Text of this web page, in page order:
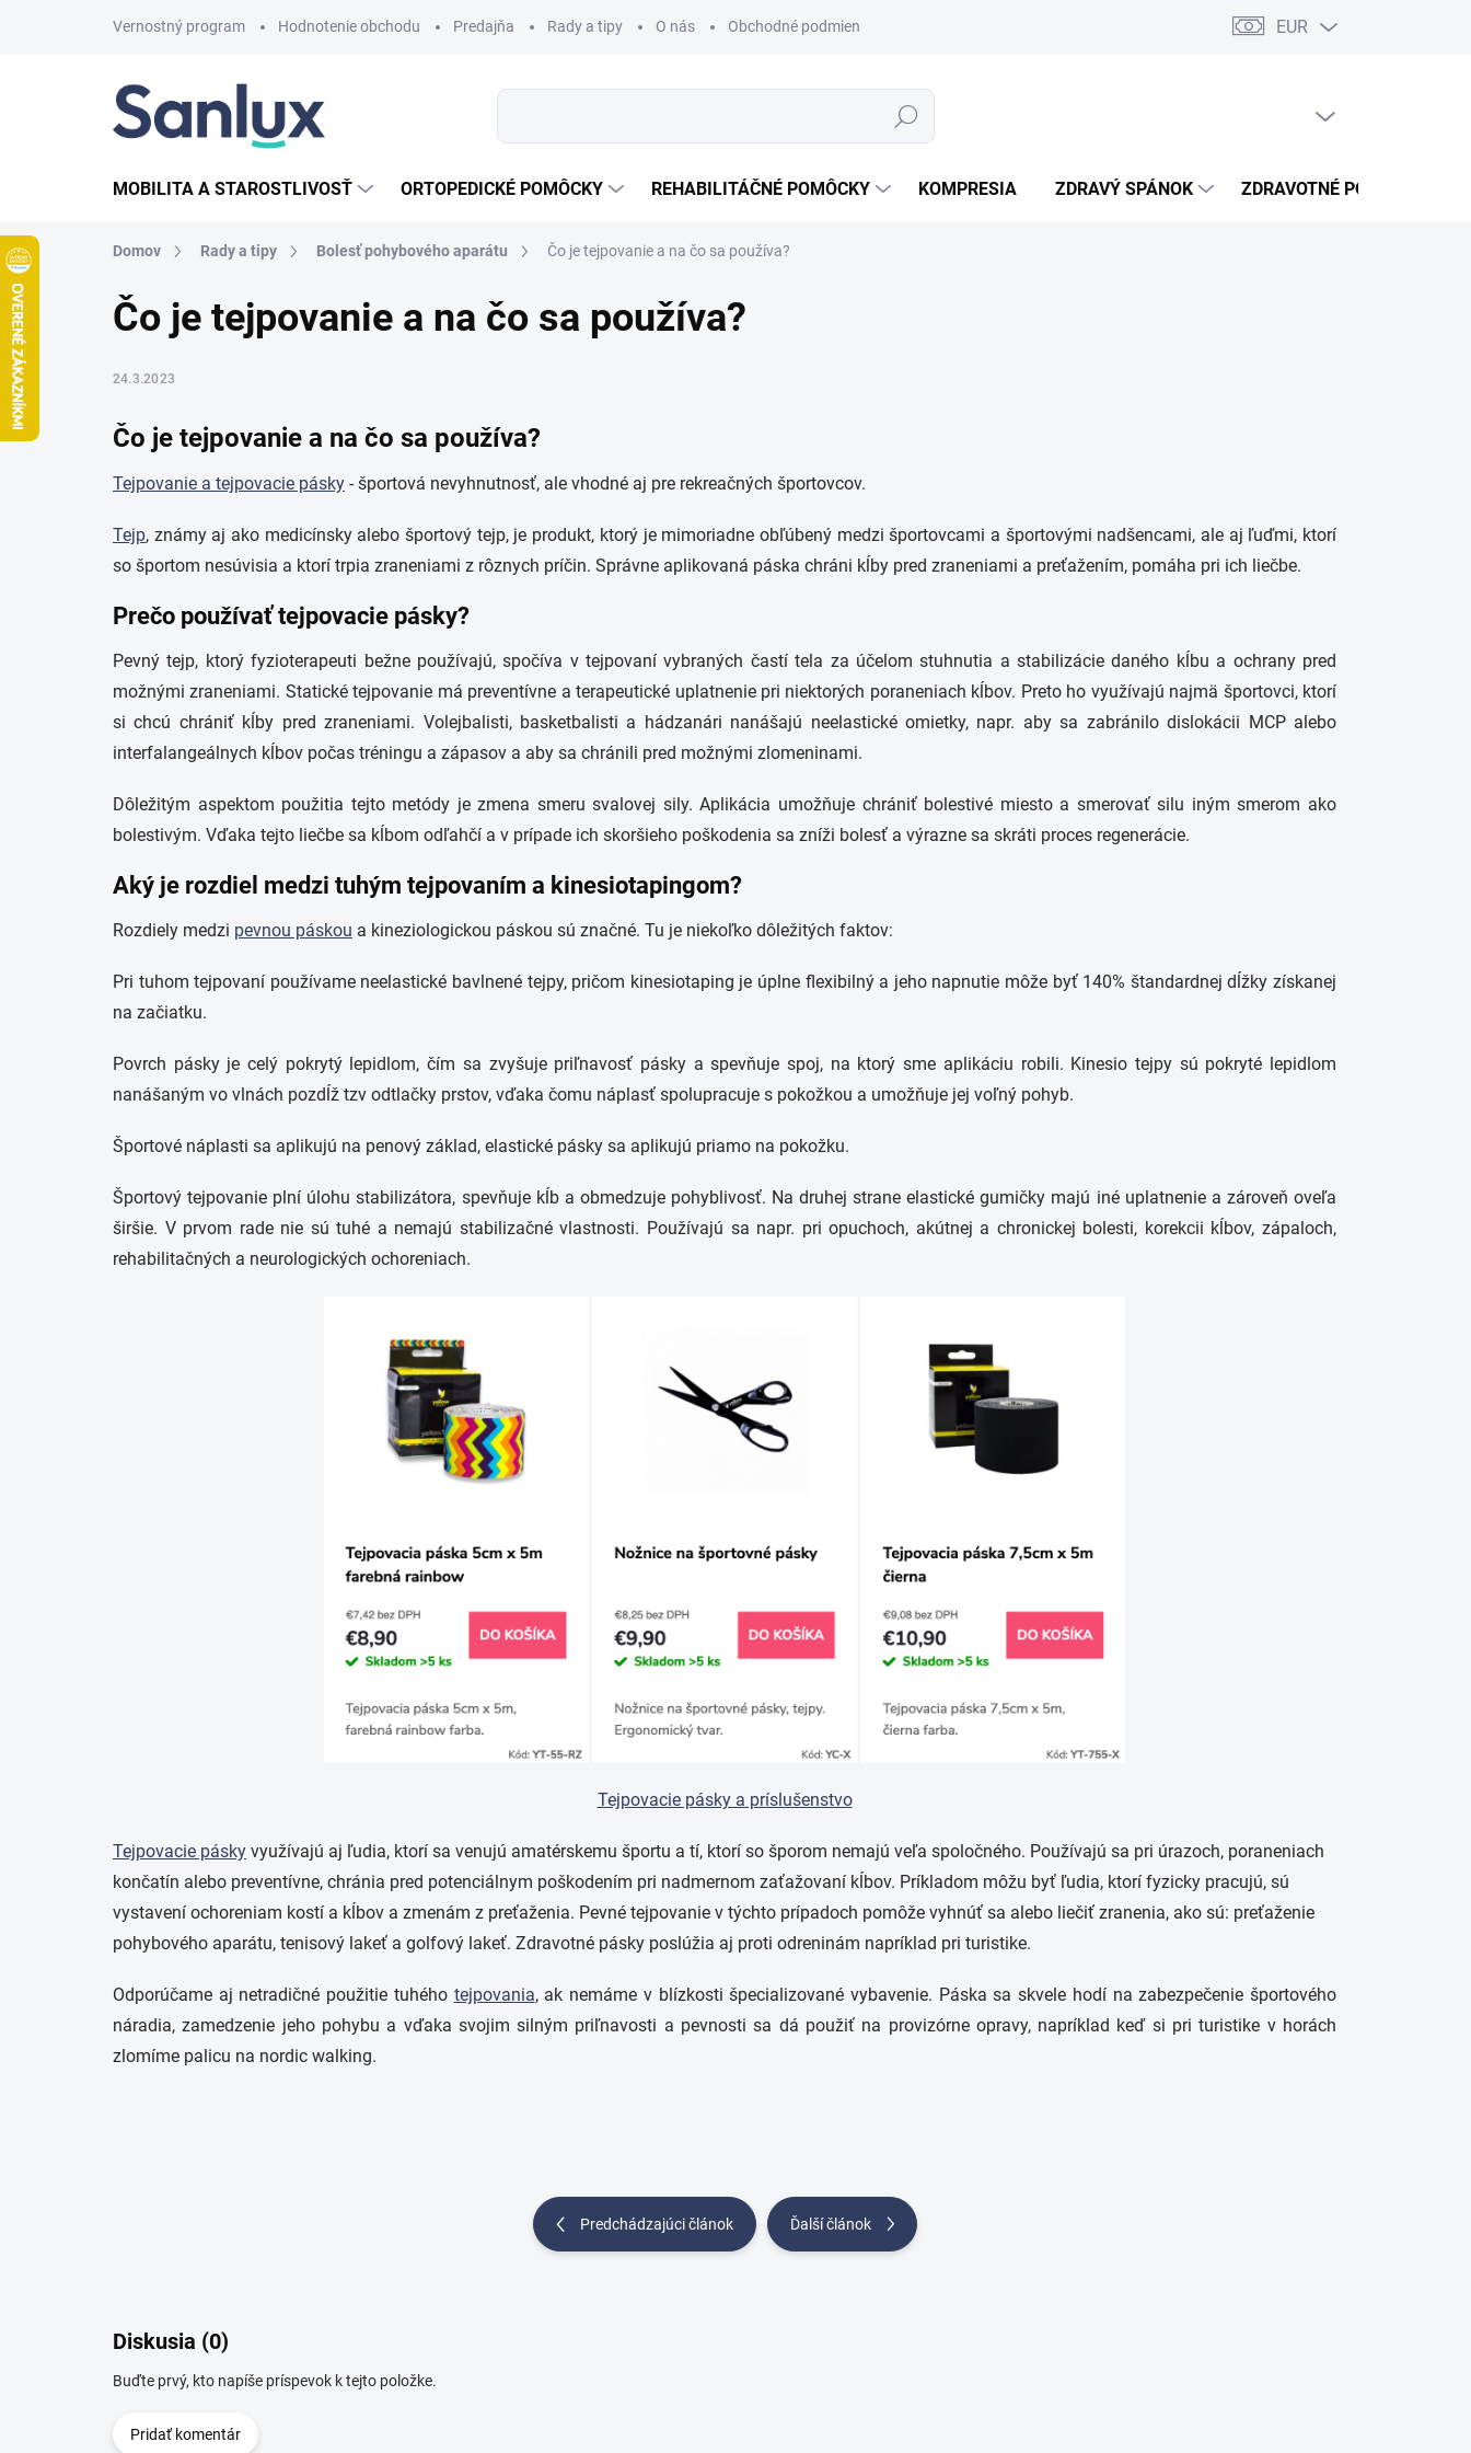
Vernostný program Hodnotenie obchodu Predajňa Rady a tipy O nás Obchodné podmienky EUR
Hľadať
MOBILITA A STAROSTLIVOSŤ ORTOPEDICKÉ POMÔCKY REHABILITÁČNÉ POMÔCKY KOMPRESIA ZDRAVÝ SPÁNOK ZDRAVOTNÉ POTREBY
Domov Rady a tipy Bolesť pohybového aparátu Čo je tejpovanie a na čo sa používa?
Čo je tejpovanie a na čo sa používa?
24.3.2023
Čo je tejpovanie a na čo sa používa?
Tejpovanie a tejpovacie pásky - športová nevyhnutnosť, ale vhodné aj pre rekreačných športovcov.
Tejp, známy aj ako medicínsky alebo športový tejp, je produkt, ktorý je mimoriadne obľúbený medzi športovcami a športovými nadšencami, ale aj ľuďmi, ktorí
so športom nesúvisia a ktorí trpia zraneniami z rôznych príčin. Správne aplikovaná páska chráni kĺby pred zraneniami a preťažením, pomáha pri ich liečbe.
Prečo používať tejpovacie pásky?
Pevný tejp, ktorý fyzioterapeuti bežne používajú, spočíva v tejpovaní vybraných častí tela za účelom stuhnutia a stabilizácie daného kĺbu a ochrany pred
možnými zraneniami. Statické tejpovanie má preventívne a terapeutické uplatnenie pri niektorých poraneniach kĺbov. Preto ho využívajú najmä športovci, ktorí
si chcú chrániť kĺby pred zraneniami. Volejbalisti, basketbalisti a hádzanári nanášajú neelastické omietky, napr. aby sa zabránilo dislokácii MCP alebo
interfalangeálnych kĺbov počas tréningu a zápasov a aby sa chránili pred možnými zlomeninami.
Dôležitým aspektom použitia tejto metódy je zmena smeru svalovej sily. Aplikácia umožňuje chrániť bolestivé miesto a smerovať silu iným smerom ako
bolestivým. Vďaka tejto liečbe sa kĺbom odľahčí a v prípade ich skoršieho poškodenia sa zníži bolesť a výrazne sa skráti proces regenerácie.
Aký je rozdiel medzi tuhým tejpovaním a kinesiotapingom?
Rozdiely medzi pevnou páskou a kineziologickou páskou sú značné. Tu je niekoľko dôležitých faktov:
Pri tuhom tejpovaní používame neelastické bavlnené tejpy, pričom kinesiotaping je úplne flexibilný a jeho napnutie môže byť 140% štandardnej dĺžky získanej
na začiatku.
Povrch pásky je celý pokrytý lepidlom, čím sa zvyšuje priľnavosť pásky a spevňuje spoj, na ktorý sme aplikáciu robili. Kinesio tejpy sú pokryté lepidlom
nanášaným vo vlnách pozdĺž tzv odtlačky prstov, vďaka čomu náplasť spolupracuje s pokožkou a umožňuje jej voľný pohyb.
Športové náplasti sa aplikujú na penový základ, elastické pásky sa aplikujú priamo na pokožku.
Športový tejpovanie plní úlohu stabilizátora, spevňuje kĺb a obmedzuje pohyblivosť. Na druhej strane elastické gumičky majú iné uplatnenie a zároveň oveľa
širšie. V prvom rade nie sú tuhé a nemajú stabilizačné vlastnosti. Používajú sa napr. pri opuchoch, akútnej a chronickej bolesti, korekcii kĺbov, zápaloch,
rehabilitačných a neurologických ochoreniach.
Tejpovacie pásky a príslušenstvo
Tejpovacie pásky využívajú aj ľudia, ktorí sa venujú amatérskemu športu a tí, ktorí so šporom nemajú veľa spoločného. Používajú sa pri úrazoch, poraneniach
končatín alebo preventívne, chránia pred potenciálnym poškodením pri nadmernom zaťažovaní kĺbov. Príkladom môžu byť ľudia, ktorí fyzicky pracujú, sú
vystavení ochoreniam kostí a kĺbov a zmenám z preťaženia. Pevné tejpovanie v týchto prípadoch pomôže vyhnúť sa alebo liečiť zranenia, ako sú: preťaženie
pohybového aparátu, tenisový lakeť a golfový lakeť. Zdravotné pásky poslúžia aj proti odreninám napríklad pri turistike.
Odporúčame aj netradičné použitie tuhého tejpovania, ak nemáme v blízkosti špecializované vybavenie. Páska sa skvele hodí na zabezpečenie športového
náradia, zamedzenie jeho pohybu a vďaka svojim silným priľnavosti a pevnosti sa dá použiť na provizórne opravy, napríklad keď si pri turistike v horách
zlomíme palicu na nordic walking.
Predchádzajúci článok Ďalší článok
Diskusia (0)
Buďte prvý, kto napíše príspevok k tejto položke.
Pridať komentár